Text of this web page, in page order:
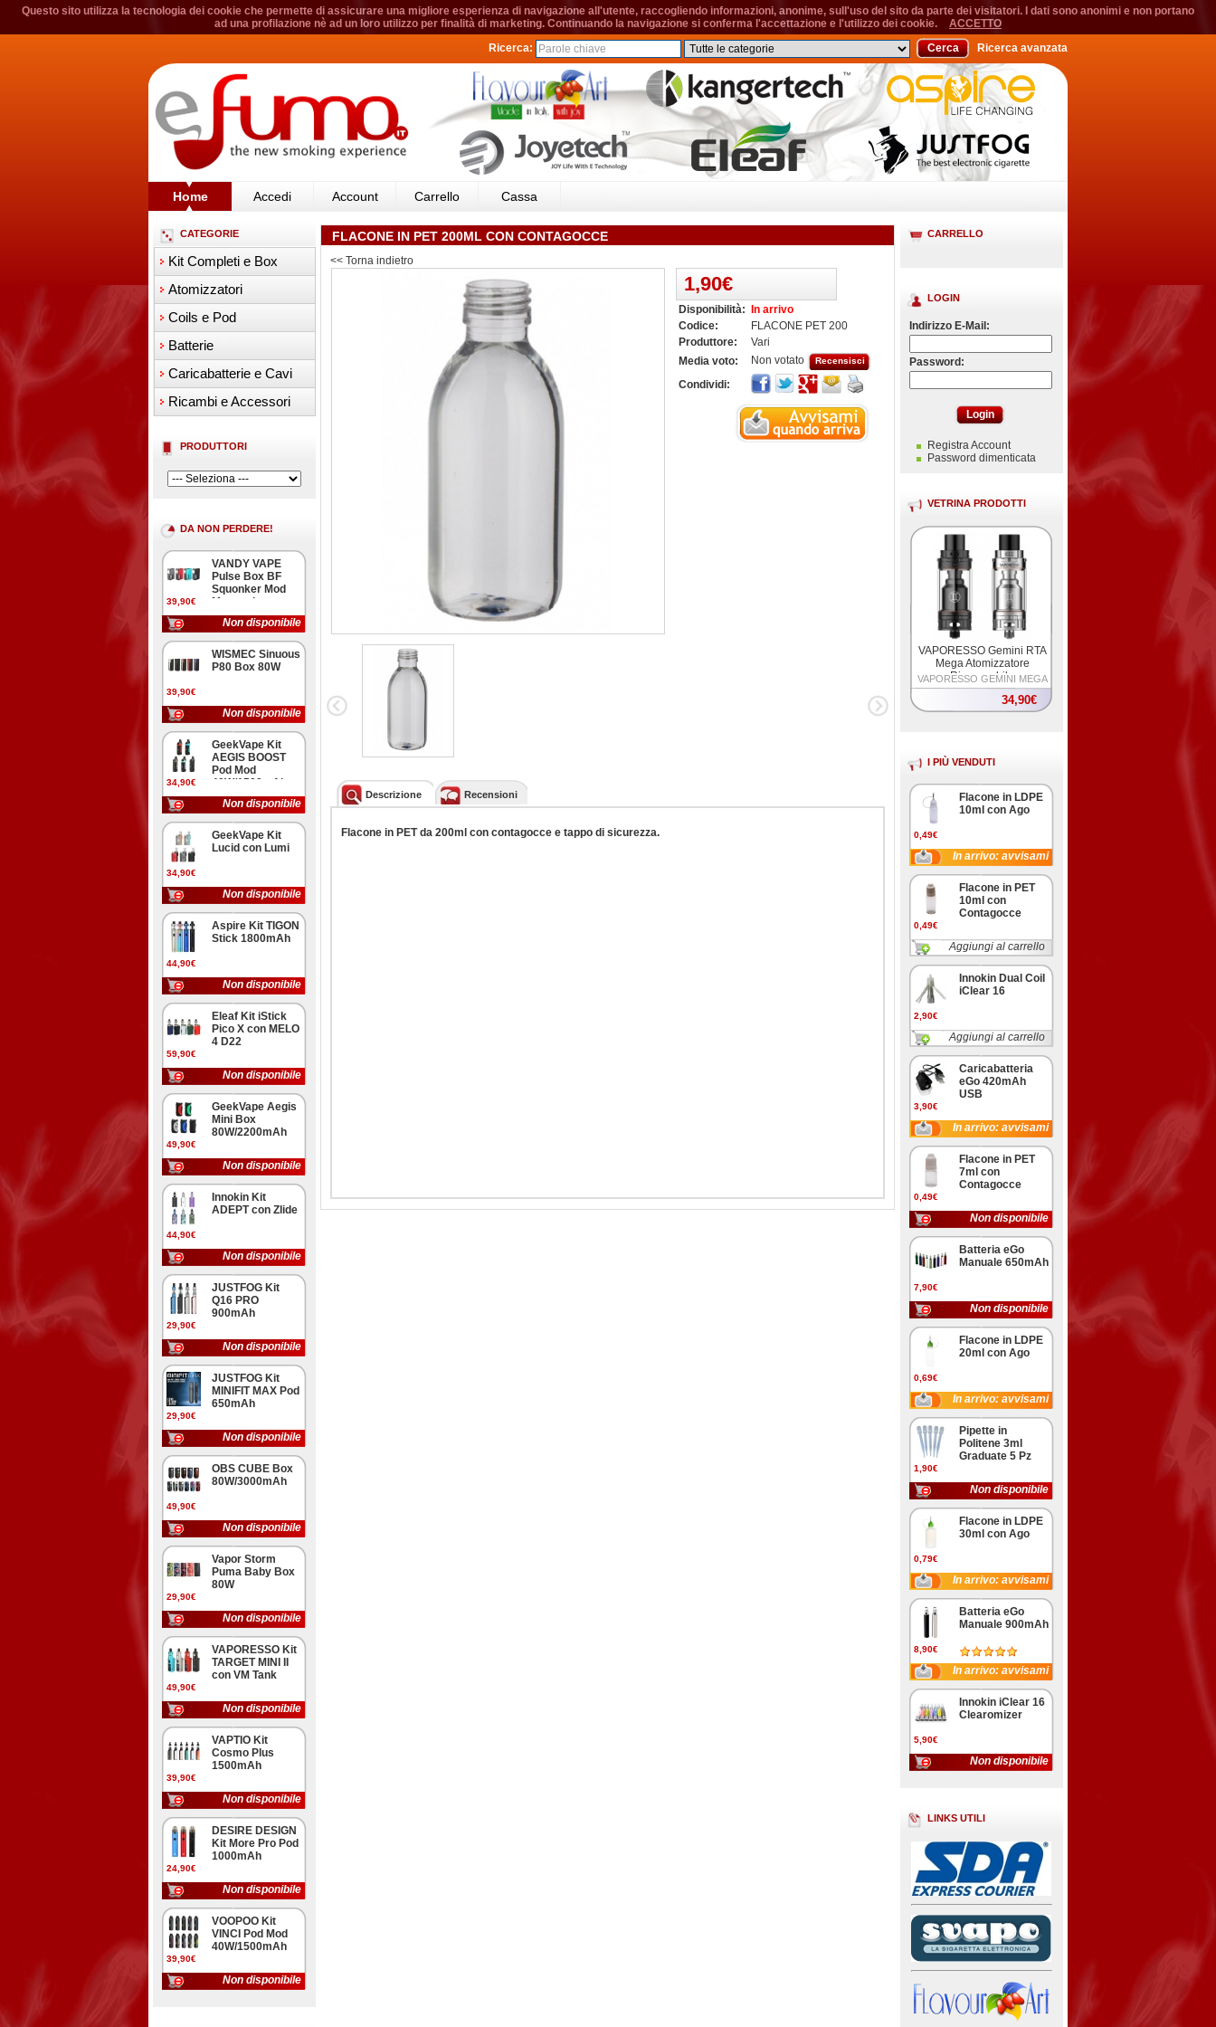
Questo sito utilizza la tecnologia dei cookie che permette di assicurare una migliore esperienza di navigazione all'utente, raccogliendo informazioni, anonime, sull'uso del sito da parte dei visitatori. I dati sono anonimi e non portano
ad una profilazione nè ad un loro utilizzo per finalità di marketing. Continuando la navigazione si conferma l'accettazione e l'utilizzo dei cookie.
ACCETTO
Ricerca:
Cerca Ricerca avanzata
Home Accedi Account Carrello Cassa
CATEGORIE
Kit Completi e Box
Atomizzatori
Coils e Pod
Batterie
Caricabatterie e Cavi
Ricambi e Accessori
PRODUTTORI
DA NON PERDERE!
39,90€
VANDY VAPE
Pulse Box BF
Squonker Mod
Meccanica
Non disponibile
39,90€
WISMEC Sinuous
P80 Box 80W
Non disponibile
34,90€
GeekVape Kit
AEGIS BOOST
Pod Mod
40W/1500mAh
Non disponibile
34,90€
GeekVape Kit
Lucid con Lumi
Non disponibile
44,90€
Aspire Kit TIGON
Stick 1800mAh
Non disponibile
59,90€
Eleaf Kit iStick
Pico X con MELO
4 D22
Non disponibile
49,90€
GeekVape Aegis
Mini Box
80W/2200mAh
Non disponibile
44,90€
Innokin Kit
ADEPT con Zlide
Non disponibile
29,90€
JUSTFOG Kit
Q16 PRO
900mAh
Non disponibile
29,90€
JUSTFOG Kit
MINIFIT MAX Pod
650mAh
Non disponibile
49,90€
OBS CUBE Box
80W/3000mAh
Non disponibile
29,90€
Vapor Storm
Puma Baby Box
80W
Non disponibile
49,90€
VAPORESSO Kit
TARGET MINI II
con VM Tank
Non disponibile
39,90€
VAPTIO Kit
Cosmo Plus
1500mAh
Non disponibile
24,90€
DESIRE DESIGN
Kit More Pro Pod
1000mAh
Non disponibile
39,90€
VOOPOO Kit
VINCI Pod Mod
40W/1500mAh
Non disponibile
CARRELLO
LOGIN
Indirizzo E-Mail:
Password:
Login
Registra Account
Password dimenticata
VETRINA PRODOTTI
VAPORESSO Gemini RTA
Mega Atomizzatore
Rigenerabile
VAPORESSO GEMINI MEGA
34,90€
I PIÙ VENDUTI
0,49€
Flacone in LDPE
10ml con Ago
In arrivo: avvisami
0,49€
Flacone in PET
10ml con
Contagocce
Aggiungi al carrello
2,90€
Innokin Dual Coil
iClear 16
Aggiungi al carrello
3,90€
Caricabatteria
eGo 420mAh
USB
In arrivo: avvisami
0,49€
Flacone in PET
7ml con
Contagocce
Non disponibile
7,90€
Batteria eGo
Manuale 650mAh
Non disponibile
0,69€
Flacone in LDPE
20ml con Ago
In arrivo: avvisami
1,90€
Pipette in
Politene 3ml
Graduate 5 Pz
Non disponibile
0,79€
Flacone in LDPE
30ml con Ago
In arrivo: avvisami
8,90€
Batteria eGo
Manuale 900mAh
In arrivo: avvisami
5,90€
Innokin iClear 16
Clearomizer
Non disponibile
LINKS UTILI
FLACONE IN PET 200ML CON CONTAGOCCE
<< Torna indietro
1,90€
Disponibilità:
In arrivo
Codice:
FLACONE PET 200
Produttore:
Vari
Media voto:
Non votato Recensisci
Condividi:
Descrizione Recensioni
Flacone in PET da 200ml con contagocce e tappo di sicurezza.